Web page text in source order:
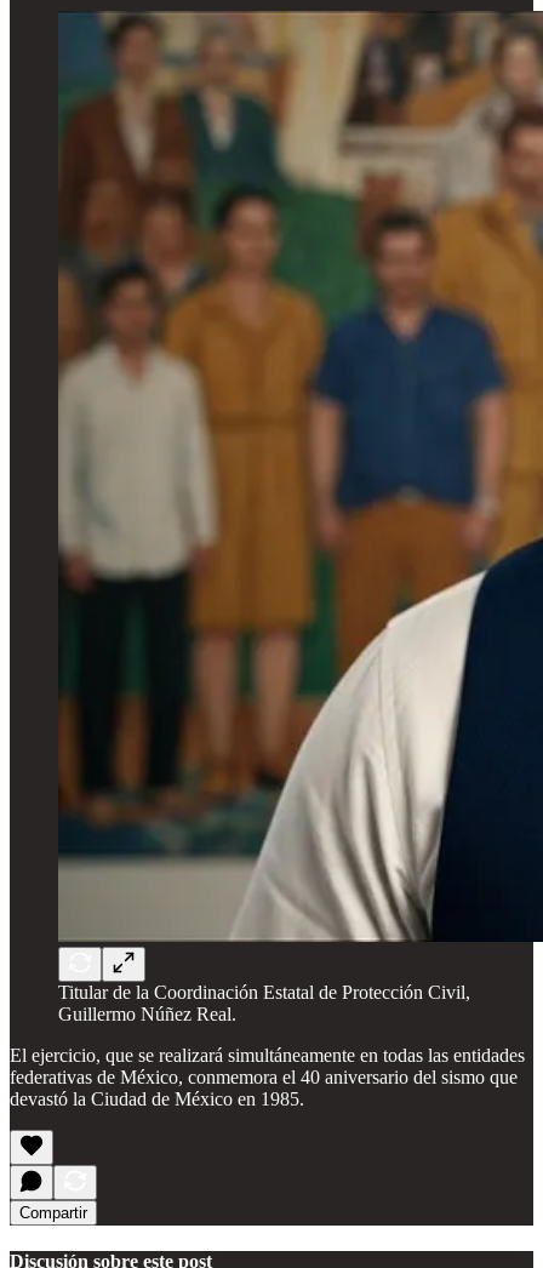
Titular de la Coordinación Estatal de Protección Civil,
Guillermo Núñez Real.
El ejercicio, que se realizará simultáneamente en todas las entidades
federativas de México, conmemora el 40 aniversario del sismo que
devastó la Ciudad de México en 1985.
Compartir
Discusión sobre este post